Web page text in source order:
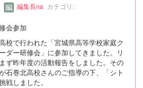
編集長na カテゴリ:
会参加
校で行われた「宮城県高等学校家庭ク
ダー研修会」に参加してきました。リ
ず昨年度の活動報告をしました。その
石巻北高校さんのご指導の下、「シト
戦しました。